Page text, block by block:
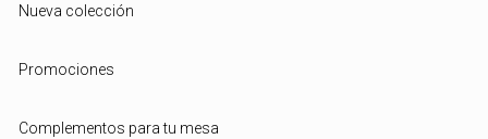
Nueva colección
Promociones
Complementos para tu mesa